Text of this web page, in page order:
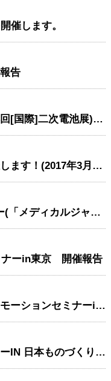
催します。
告
「バッテリージャパン2017」(第8回[国際]二次電池展)出展・セミナーの開催報告
大阪ベイエリア現地見学会を開催します！(2017年3月24日開催)
"大阪立地プロモーションセミナー(「メディカルジャパン2016/第6回関西医療機器 開発・製造展」内) 2016年2月25日(木)開催！ "
ナーin東京 開催報告
インテックス大阪で大阪立地プロモーションセミナーinメディカルジャパンを開催します！
大阪府特区プロモーションセミナーIN 日本ものづくりワールドを開催します！(6/23東京ビッグサイトにて）